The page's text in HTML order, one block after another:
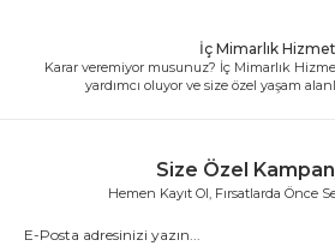
İç Mimarlık
Karar veremiyor musunuz? İç Mimarlık
yardımcı oluyor ve size özel yaşam
Size Özel
Hemen Kayıt Ol, Fırsatlarda Önce